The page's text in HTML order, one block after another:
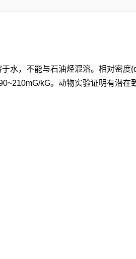
水，不能与石油烃混溶。相对密度
kG。动物实验证明有潜在